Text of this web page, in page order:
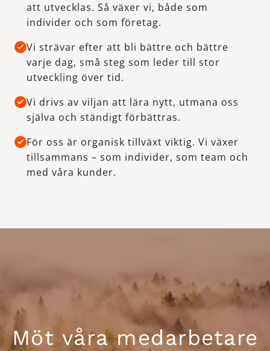
att utvecklas. Så växer vi, både som
individer och som företag.
Vi strävar efter att bli bättre och bättre
varje dag, små steg som leder till stor
utveckling över tid.
Vi drivs av viljan att lära nytt, utmana oss
själva och ständigt förbättras.
För oss är organisk tillväxt viktig. Vi växer
tillsammans – som individer, som team och
med våra kunder.
Möt våra medarbetare